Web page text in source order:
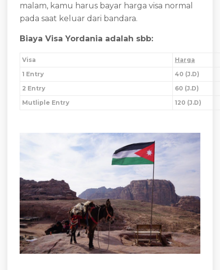
malam, kamu harus bayar harga visa normal
pada saat keluar dari bandara.
Biaya Visa Yordania adalah sbb:
Visa
Harga
1 Entry
40 (J.D)
2 Entry
60 (J.D)
Mutliple Entry
120 (J.D)